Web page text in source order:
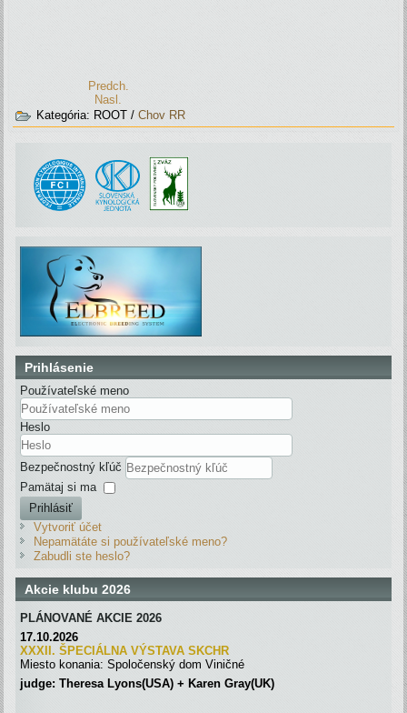
Predch.
Nasl.
Kategória: ROOT /Chov RR
Prihlásenie
Používateľské meno
Heslo
Bezpečnostný kľúč
Pamätaj si ma
Prihlásiť
Vytvoriť účet
Nepamätáte si používateľské meno?
Zabudli ste heslo?
Akcie klubu 2026
PLÁNOVANÉ AKCIE 2026
17.10.2026
XXXII. ŠPECIÁLNA VÝSTAVA SKCH R
Miesto konania: Spoločenský dom Viničné
judge: Theresa Lyons(USA) + Karen Gray(UK)